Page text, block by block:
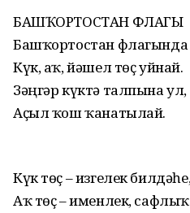
БАШҠОРТОСТАН ФЛАГЫ
Башҡортостан флагында
Күк, аҡ, йәшел төҫ уйнай.
Зәңгәр күктә талпына ул,
Аҫыл ҡош ҡанатылай.
Күк төҫ – изгелек
Аҡ төҫ – именлек,